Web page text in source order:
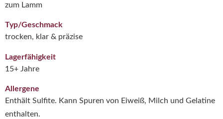
zum Lamm
Typ/Geschmack
trocken, klar & präzise
Lagerfähigkeit
15+ Jahre
Allergene
Enthält Sulfite. Kann Spuren von Eiweiß, Milch und Gelatine
enthalten.